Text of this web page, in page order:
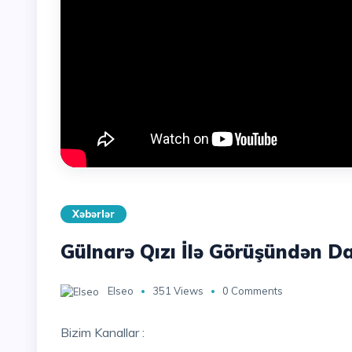
Xəbərlər
Gülnarə Qızı İlə Görüşündən
Elseo 351 Views 0 Comments
Bizim Kanallar :